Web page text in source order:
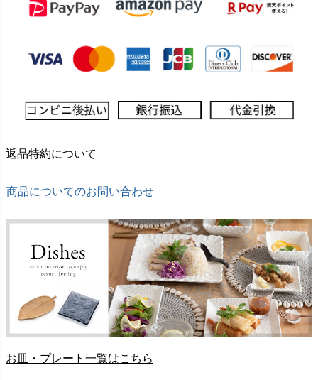
返品特約について
商品についてのお問い合わせ
お皿・プレート一覧はこちら